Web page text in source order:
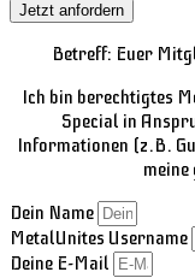
Jetzt anfordern
Betreff: Euer
Ich bin berechtigtes
Special in
Informationen (z.B.
Dein Name
MetalUnites Username
Deine E-Mail